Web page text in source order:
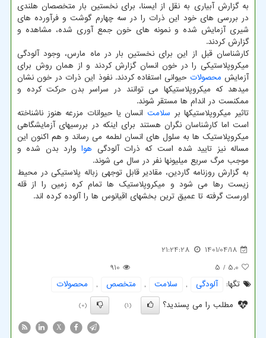
به گزارش آبیاری به نقل از ایسنا، برای نخستین بار متخصصان هلندی
در بررسی های خود این ذرات را در سه چهارم گوشت و فرآورده های
شیری آزمایش شده و نمونه های خون جمع آوری شده، مشاهده و
گزارش کردند.
کارشناسان قبل از این برای نخستین بار در ماه مارس، وجود آلودگی
میکروپلاستیکی را در خون انسان گزارش کردند و از همان روش برای
آزمایش محصولات حیوانی استفاده کردند. نفوذ این ذرات در خون نشان
میدهد که میکروپلاستیکها می توانند در سراسر بدن حرکت کرده و
ممکنست در اندام ها مستقر شوند.
تاثیر میکروپلاستیکها بر سلامت انسان یا حیوانات مزرعه هنوز ناشناخته
است اما کارشناسان نگران هستند برای اینکه در بررسیهای آزمایشگاهی
میکروپلاستیک ها به سلول های انسان لطمه می رساند و هم اکنون این
مساله نیز تایید شده است که ذرات آلودگی هواوارد بدن شده و
موجب مرگ سریع میلیونها نفر در سال می شوند.
به گزارش روزنامه گاردین، مقادیر قابل توجهی زباله پلاستیکی در محیط
زیست رها می شود و میکروپلاستیک ها تمام کره زمین را از قله
اورست گرفته تا عمیق ترین بخشهای اقیانوس ها را آلوده کرده اند.
1401/04/18
21:24:28
5.0
/ 5
910
تگها:
آلودگی , سلامت , متخصص ,
محصولات
مطلب را می پسندید؟
(1)
(0)
X